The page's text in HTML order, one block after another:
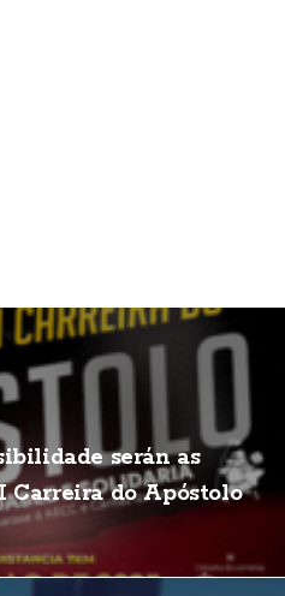
serán as
do Apóstolo